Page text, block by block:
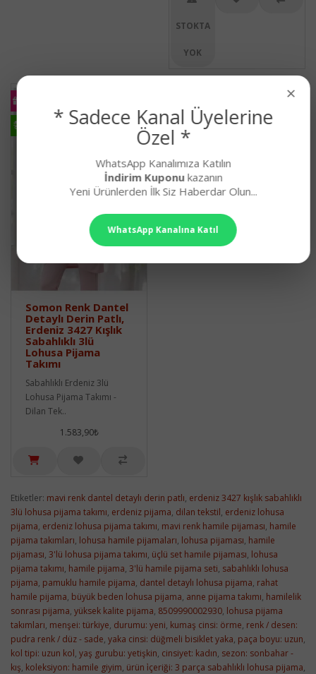
STOKTA
YOK
Somon Renk Dantel
Detaylı Derin Patlı,
Erdeniz 3427 Kışlık
Sabahlıklı 3lü
Lohusa Pijama
Takımı
Sabahlıklı Erdeniz 3lü
Lohusa Pijama Takımı -
Dilan Tek..
1.583,90₺
Etiketler: mavi renk dantel detaylı derin patlı, erdeniz 3427 kışlık sabahlıklı
3lü lohusa pijama takımı, erdeniz pijama, dilan tekstil, erdeniz lohusa
pijama, erdeniz lohusa pijama takımı, mavi renk hamile pijaması, hamile
pijama takımları, lohusa hamile pijamaları, lohusa pijaması, hamile
pijaması, 3'lü lohusa pijama takımı, üçlü set hamile pijaması, lohusa
pijama takımı, hamile pijama, 3'lü hamile pijama seti, sabahlıklı lohusa
pijama, pamuklu hamile pijama, dantel detaylı lohusa pijama, rahat
hamile pijama, büyük beden lohusa pijama, anne pijama takımı, hamilelik
sonrası pijama, yüksek kalite pijama, 8509990002930, lohusa pijama
takımları, menşei: türkiye, durumu: yeni, kumaş cinsi: örme, renk / desen:
pudra renk / düz - sade, yaka cinsi: düğmeli bisiklet yaka, paça boyu: uzun,
kol tipi: uzun kol, yaş gurubu: yetişkin, cinsiyet: kadın, sezon: sonbahar -
kış, koleksiyon: hamile giyim, ürün i̇çeriği: 3 parça sabahlıklı lohusa pijama,
×
* Sadece Kanal Üyelerine
Özel *
WhatsApp Kanalımıza Katılın
İndirim Kuponukazanın
Yeni Ürünlerden İlk Siz Haberdar Olun...
WhatsApp Kanalına Katıl